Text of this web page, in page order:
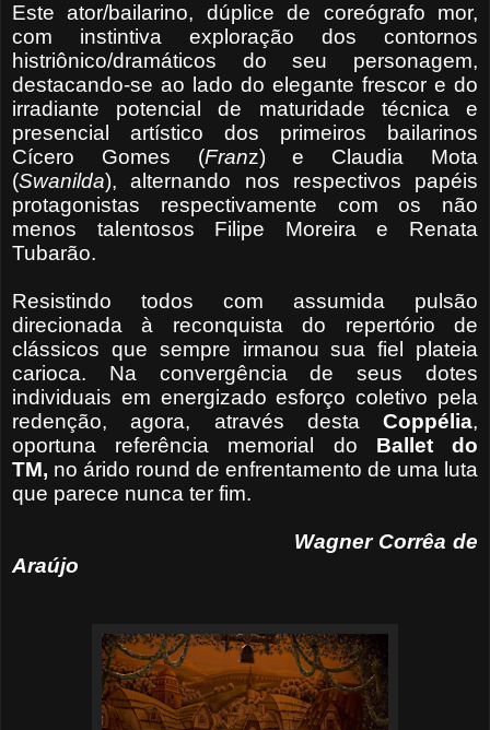
Este ator/bailarino, dúplice de coreógrafo mor,
com instintiva exploração dos contornos
histriônico/dramáticos do seu personagem,
destacando-se ao lado do elegante frescor e do
irradiante potencial de maturidade técnica e
presencial artístico dos primeiros bailarinos
Cícero Gomes (Franz) e Claudia Mota
(Swanilda), alternando nos respectivos
papéis
protagonistas respectivamente com os não
menos talentosos Filipe Moreira e Renata
Tubarão.
Resistindo todos com assumida pulsão
direcionada à reconquista do repertório de
clássicos que sempre irmanou sua fiel plateia
carioca.
Na convergência de seus dotes
individuais em energizado esforço coletivo pela
redenção, agora, através desta Coppélia,
oportuna referência memorial do Ballet do
TM, no árido round de enfrentamento de uma luta
que parece nunca ter fim.
Wagner Corrêa de
Araújo